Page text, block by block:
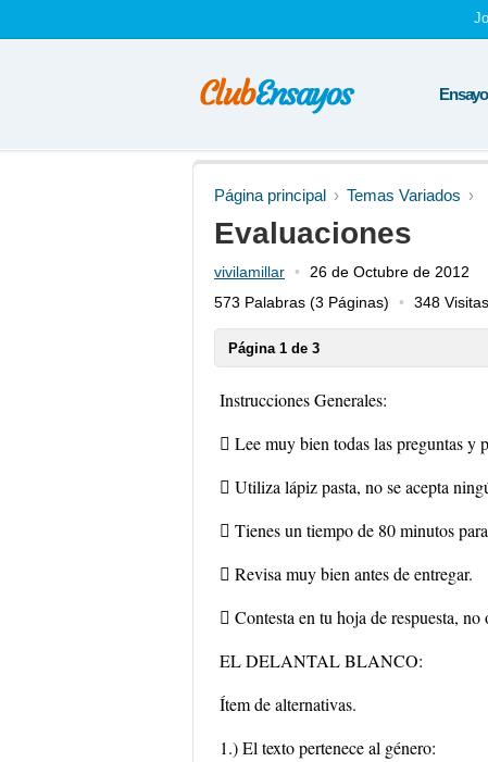
Página principal Temas Variados
Evaluaciones
vivilamillar
26 de Octubre de 2012
573 Palabras (3 Páginas) 348 Visitas
Página 1 de 3
Instrucciones Generales:
 Lee muy bien todas las preguntas y
 Utiliza lápiz pasta, no se acepta
 Tienes un tiempo de 80 minutos
 Revisa muy bien antes de entregar.
 Contesta en tu hoja de respuesta,
EL DELANTAL BLANCO:
Ítem de alternativas.
1.) El texto pertenece al género: